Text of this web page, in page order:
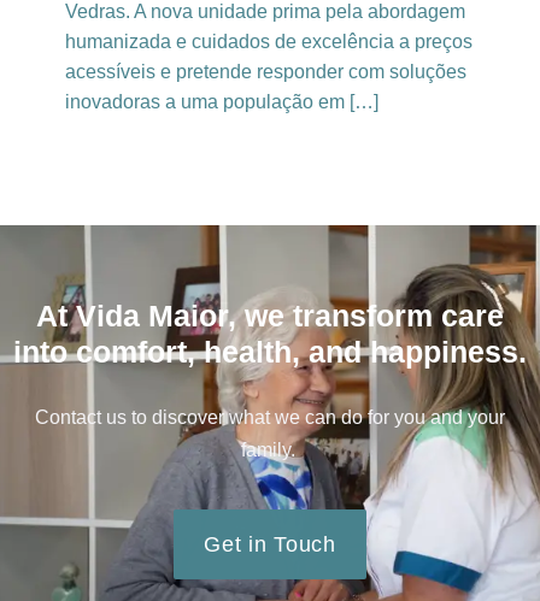
Vedras. A nova unidade prima pela abordagem
humanizada e cuidados de excelência a preços
acessíveis e pretende responder com soluções
inovadoras a uma população em […]
At Vida Maior, we transform care
into comfort, health, and happiness.
Contact us to discover what we can do for you and your
family.
Get in Touch